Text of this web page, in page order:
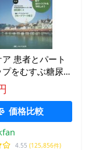
患者とパート
をむすぶ糖尿病
価格比較
4.55 (125,856件)